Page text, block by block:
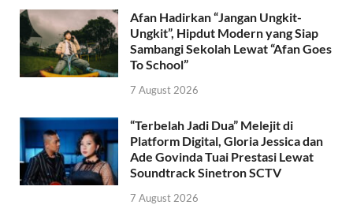
Afan Hadirkan “Jangan Ungkit-
Ungkit”, Hipdut Modern yang Siap
Sambangi Sekolah Lewat “Afan Goes
To School”
7 August 2026
“Terbelah Jadi Dua” Melejit di
Platform Digital, Gloria Jessica dan
Ade Govinda Tuai Prestasi Lewat
Soundtrack Sinetron SCTV
7 August 2026